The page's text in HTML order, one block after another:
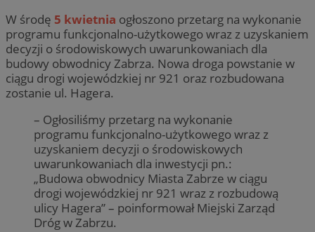
W środę 5 kwietnia ogłoszono przetarg na wykonanie
programu funkcjonalno-użytkowego wraz z uzyskaniem
decyzji o środowiskowych uwarunkowaniach dla
budowy obwodnicy Zabrza. Nowa droga powstanie w
ciągu drogi wojewódzkiej nr 921 oraz rozbudowana
zostanie ul. Hagera.
– Ogłosiliśmy przetarg na wykonanie
programu funkcjonalno-użytkowego wraz z
uzyskaniem decyzji o środowiskowych
uwarunkowaniach dla inwestycji pn.:
„Budowa obwodnicy Miasta Zabrze w ciągu
drogi wojewódzkiej nr 921 wraz z rozbudową
ulicy Hagera” – poinformował Miejski Zarząd
Dróg w Zabrzu.